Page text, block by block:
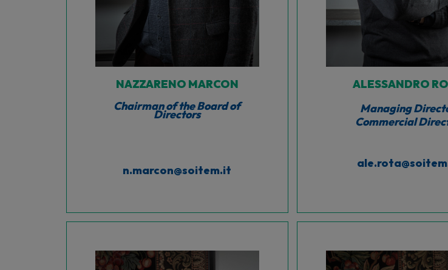
NAZZARENO MARCON
Chairman of the Board of
Directors
n.marcon@soitem.it
ALESSANDRO
Managing
Commercial